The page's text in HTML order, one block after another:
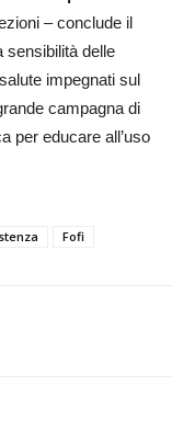
– conclude il
sensibilità delle
impegnati sul
campagna di
per educare all’uso
Fofi